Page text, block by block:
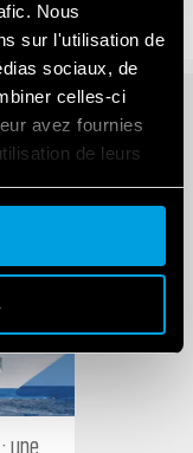
Nous
sur l'utilisation de
sociaux, de
celles-ci
avez fournies
de leurs
une